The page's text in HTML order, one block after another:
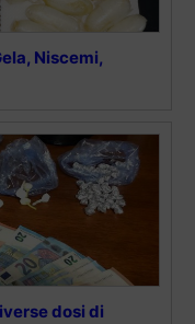
Niscemi,
dosi di